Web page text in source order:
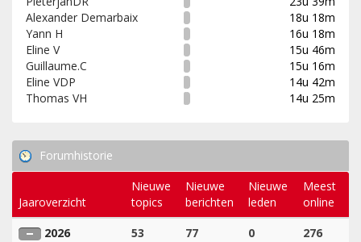
Alexander Demarbaix
18u 18m
Yann H
16u 18m
Eline V
15u 46m
Guillaume.C
15u 16m
Eline VDP
14u 42m
Thomas VH
14u 25m
Forumhistorie
Jaaroverzicht
Nieuwe
topics
Nieuwe
berichten
Nieuwe
leden
Meest
online
2026
53 77 0 276